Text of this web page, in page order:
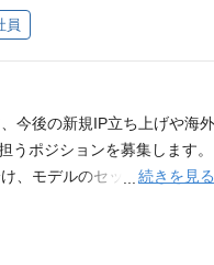
をうちぬけ』を一緒に体現で
試行錯誤をしながら自己成長
方 妥協せず細かい部分まで
の挑戦を楽しめる方 試行錯
スピードで実行できる方 妥
ムで業務を遂行できる方 配属
業を経営面・技術面・営業
ます。 ------ MDチーム：キャ
企画・運営やカスタマー対
部署 ------ 上記の機能を持っ
販売および物流に至るま
成長を牽引しております。
います。 業務内容 メールや
対応方針の策定および品
社内情報連携および業務調
ト、カスタマーサクセス、
などに関わる業務経験 且
ける方 日本語で円滑なコミ
きる方 複数の問い合わせや確
丁寧かつスピード感を持っ
ポート経験 ECサイト利用
た経験 FAQ、返信テンプレ
員
今後の新規IP立ち上げや海外
ポジションを募集します。
、モデルのセットアップ、
業務を中心にお任せしま
イト制作等にも携わる機会
ートディレクション、クオ
続きを見る